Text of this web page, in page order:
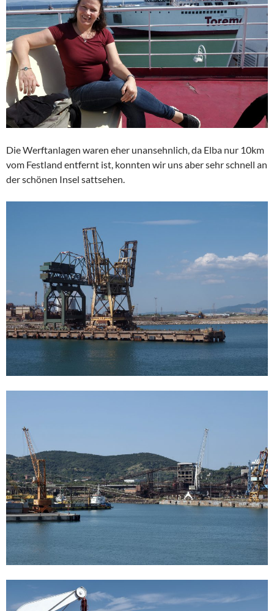
Die Werftanlagen waren eher unansehnlich, da Elba nur 10km
vom Festland entfernt ist, konnten wir uns aber sehr schnell an
der schönen Insel sattsehen.